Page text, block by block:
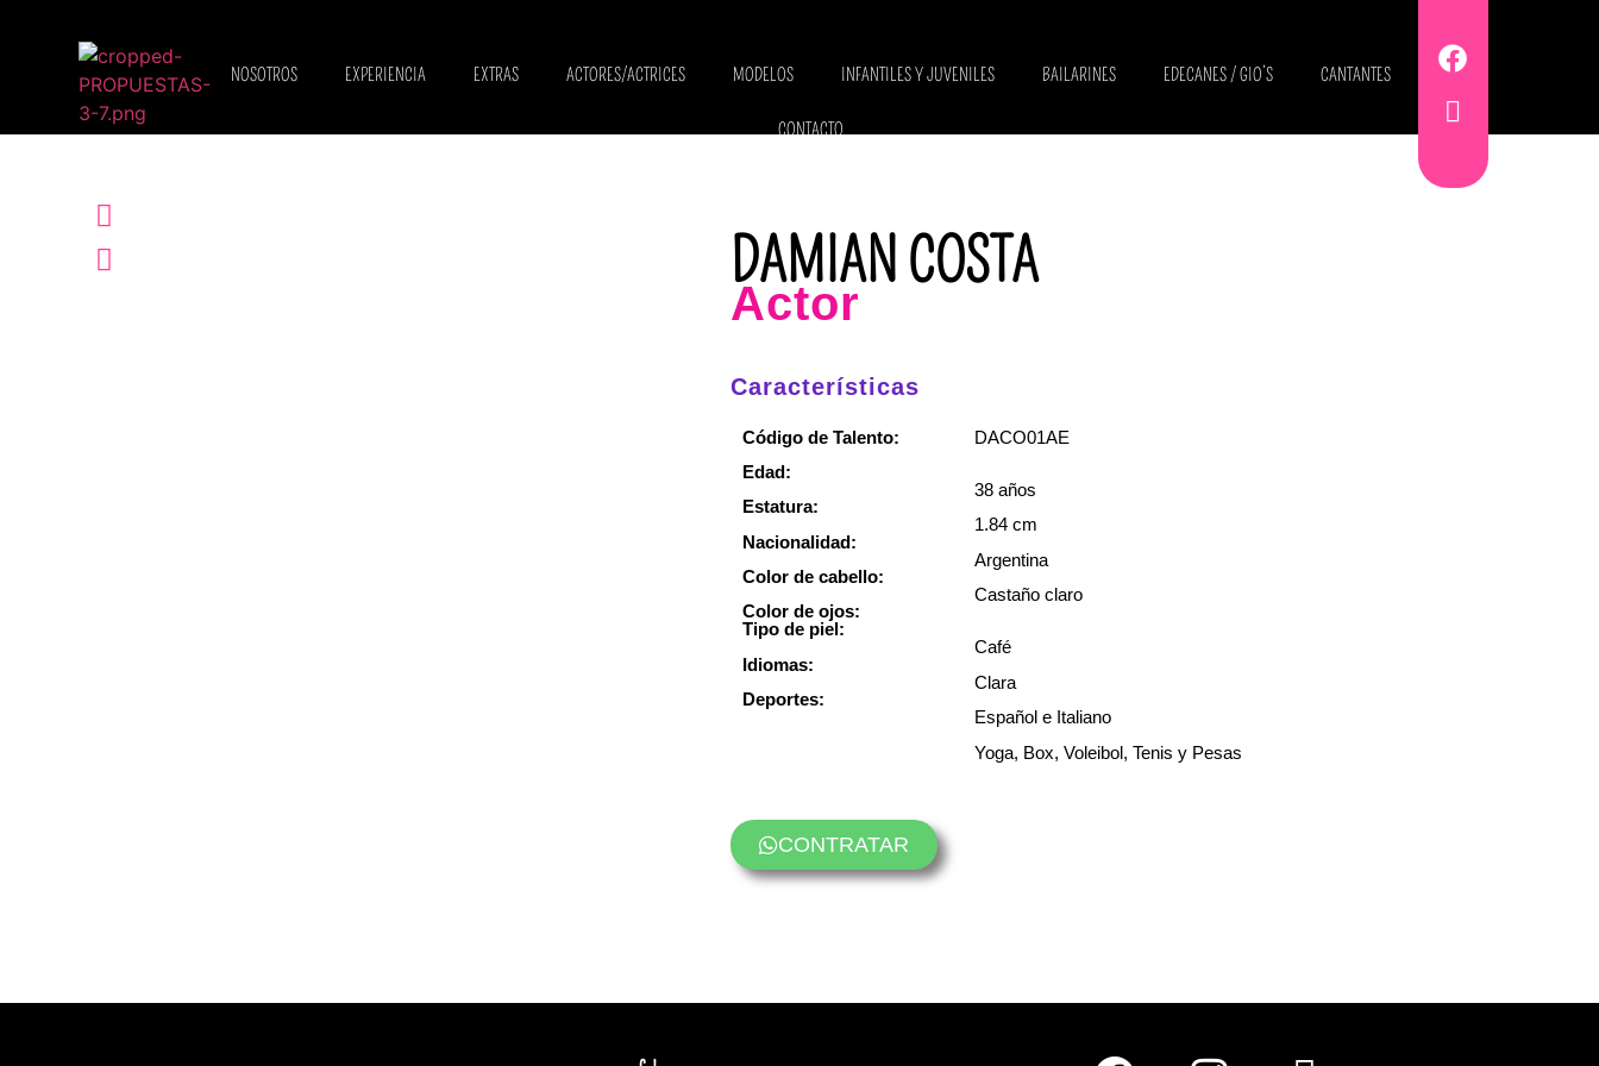
NOSOTROS EXPERIENCIA EXTRAS ACTORES/ACTRICES MODELOS INFANTILES Y JUVENILES BAILARINES EDECANES / GIO’S CANTANTES
CONTACTO
DAMIAN COSTA
Actor
Características
Código de Talento:
Edad:
Estatura:
Nacionalidad:
Color de cabello:
Color de ojos:
Tipo de piel:
Idiomas:
Deportes:
DACO01AE
38 años
1.84 cm
Argentina
Castaño claro
Café
Clara
Español e Italiano
Yoga, Box, Voleibol, Tenis y Pesas
CONTRATAR